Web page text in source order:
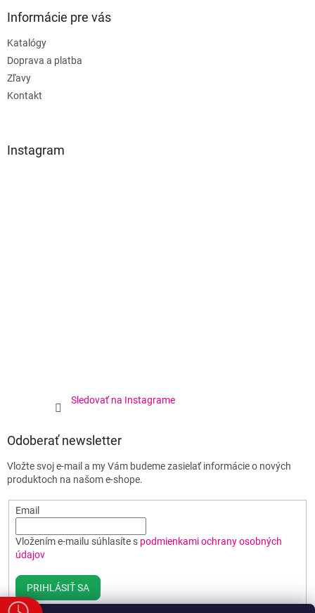
Informácie pre vás
Katalógy
Doprava a platba
Zľavy
Kontakt
Instagram
Sledovať na Instagrame
Odoberať newsletter
Vložte svoj e-mail a my Vám budeme zasielať informácie o nových
produktoch na našom e-shope.
Email
Vložením e-mailu súhlasíte s podmienkami ochrany osobných
údajov
PRIHLÁSIŤ SA